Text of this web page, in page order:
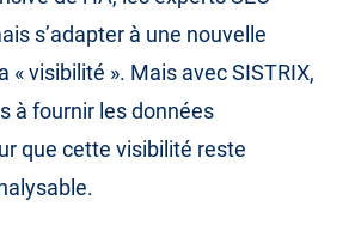
s’adapter à une nouvelle
« visibilité ». Mais avec SISTRIX,
à fournir les données
que cette visibilité reste